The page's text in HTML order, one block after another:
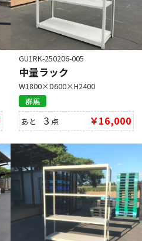
GU1RK-250206-005
中量ラック
W1800×D600×H2400
群馬
あと3 点 ￥16,000